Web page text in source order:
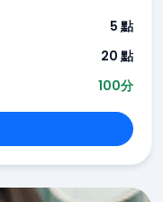
5 點
20 點
100分